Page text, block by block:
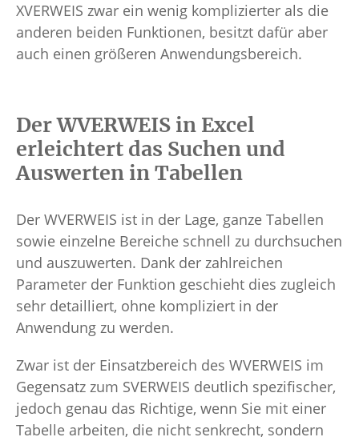
XVERWEIS zwar ein wenig komplizierter als die
anderen beiden Funktionen, besitzt dafür aber
auch einen größeren Anwendungsbereich.
Der WVERWEIS in Excel
erleichtert das Suchen und
Auswerten in Tabellen
Der WVERWEIS ist in der Lage, ganze Tabellen
sowie einzelne Bereiche schnell zu durchsuchen
und auszuwerten. Dank der zahlreichen
Parameter der Funktion geschieht dies zugleich
sehr detailliert, ohne kompliziert in der
Anwendung zu werden.
Zwar ist der Einsatzbereich des WVERWEIS im
Gegensatz zum SVERWEIS deutlich spezifischer,
jedoch genau das Richtige, wenn Sie mit einer
Tabelle arbeiten, die nicht senkrecht, sondern